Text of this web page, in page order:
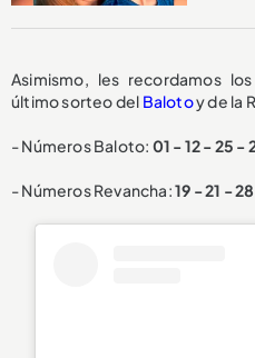
Asimismo, les recordamos
último sorteo del Balotoy de la
- Números Baloto: 01 - 12 - 25 -
- Números Revancha:19 - 21 -